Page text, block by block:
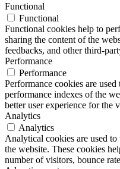
Functional
Functional
Functional cookies help to
sharing the content of the
feedbacks, and other third-
Performance
Performance
Performance cookies are
performance indexes of the
better user experience for the
Analytics
Analytics
Analytical cookies are used
the website. These cookies
number of visitors, bounce